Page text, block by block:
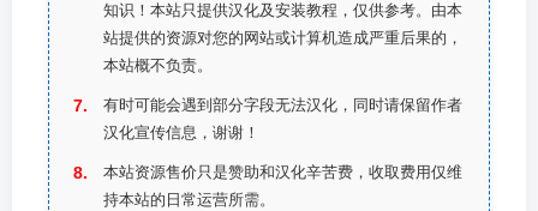
知识！本站只提供汉化及安装教程，仅供参考。由本
站提供的资源对您的网站或计算机造成严重后果的，
本站概不负责。
有时可能会遇到部分字段无法汉化，同时请保留作者
汉化宣传信息，谢谢！
本站资源售价只是赞助和汉化辛苦费，收取费用仅维
持本站的日常运营所需。